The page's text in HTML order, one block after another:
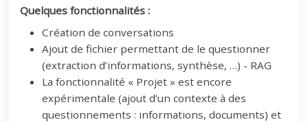
Quelques fonctionnalités :
Création de conversations
Ajout de fichier permettant de le questionner
(extraction d’informations, synthèse, …) - RAG
La fonctionnalité « Projet » est encore
expérimentale (ajout d’un contexte à des
questionnements : informations, documents) et